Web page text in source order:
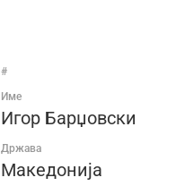
#
Име
Игор Барџовски
Држава
Македонија